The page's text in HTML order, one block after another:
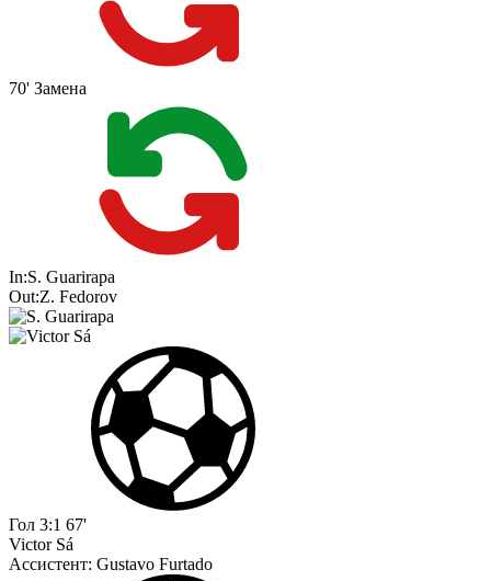
70' Замена
In:S. Guarirapa
Out:Z. Fedorov
Гол 3:1 67'
Victor Sá
Ассистент: Gustavo Furtado